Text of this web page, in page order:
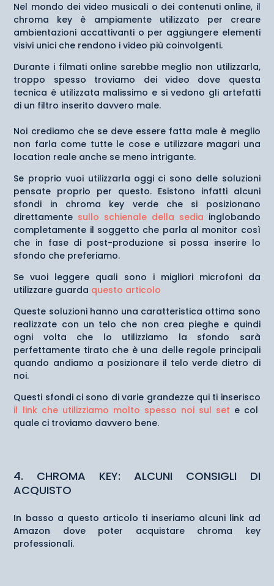
Nel mondo dei video musicali o dei contenuti online, il
chroma key è ampiamente utilizzato per creare
ambientazioni accattivanti o per aggiungere elementi
visivi unici che rendono i video più coinvolgenti.
Durante i filmati online sarebbe meglio non utilizzarla,
troppo spesso troviamo dei video dove questa
tecnica è utilizzata malissimo e si vedono gli artefatti
di un filtro inserito davvero male.
Noi crediamo che se deve essere fatta male è meglio
non farla come tutte le cose e utilizzare magari una
location reale anche se meno intrigante.
Se proprio vuoi utilizzarla oggi ci sono delle soluzioni
pensate proprio per questo. Esistono infatti alcuni
sfondi in chroma key verde che si posizionano
direttamente sullo schienale della sedia inglobando
completamente il soggetto che parla al monitor così
che in fase di post-produzione si possa inserire lo
sfondo che preferiamo.
Se vuoi leggere quali sono i migliori microfoni da
utilizzare guarda questo articolo
Queste soluzioni hanno una caratteristica ottima sono
realizzate con un telo che non crea pieghe e quindi
ogni volta che lo utilizziamo la sfondo sarà
perfettamente tirato che è una delle regole principali
quando andiamo a posizionare il telo verde dietro di
noi.
Questi sfondi ci sono di varie grandezze qui ti inserisco
il link che utilizziamo molto spesso noi sul set e col
quale ci troviamo davvero bene.
4. CHROMA KEY: ALCUNI CONSIGLI DI
ACQUISTO
In basso a questo articolo ti inseriamo alcuni link ad
Amazon dove poter acquistare chroma key
professionali.